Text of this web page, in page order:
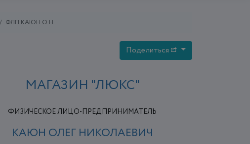
ФЛП КАЮН О.Н.
Поделиться
МАГАЗИН "ЛЮКС"
ФИЗИЧЕСКОЕ ЛИЦО-ПРЕДПРИНИМАТЕЛЬ
КАЮН ОЛЕГ НИКОЛАЕВИЧ